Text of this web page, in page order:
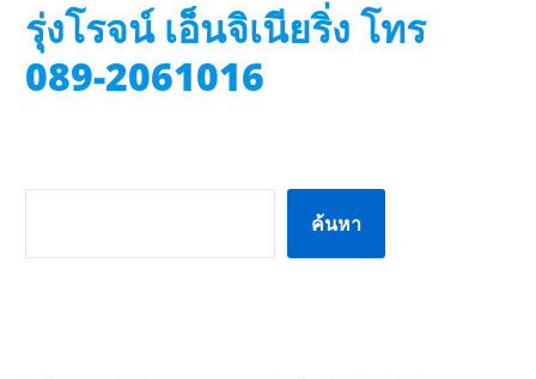
รุ่งโรจน์ เอ็นจิเนียริ่ง โทร
089-2061016
ค้นหา